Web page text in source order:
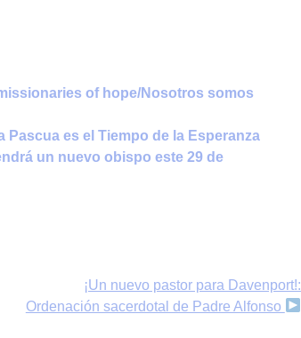
of hope/Nosotros somos
Pascua es el Tiempo de la Esperanza
un nuevo obispo este 29 de
¡Un nuevo pastor para Davenport!:
Ordenación sacerdotal de Padre Alfonso